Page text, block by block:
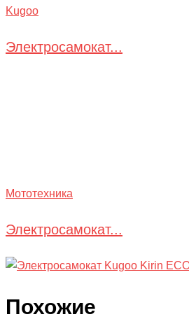
Kugoo
Электросамокат...
Мототехника
Электросамокат...
Похожие